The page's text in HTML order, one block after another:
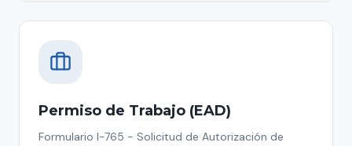
Permiso de Trabajo (EAD)
Formulario I-765 - Solicitud de Autorización de